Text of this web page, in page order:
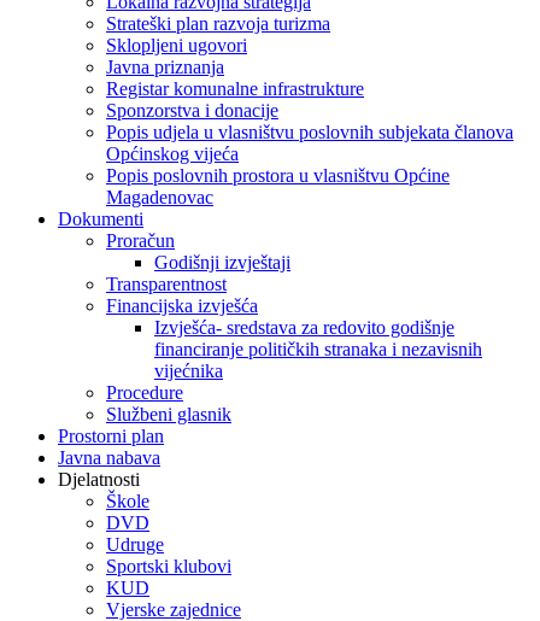
Strateški plan razvoja turizma
Sklopljeni ugovori
Javna priznanja
Registar komunalne infrastrukture
Sponzorstva i donacije
Popis udjela u vlasništvu poslovnih subjekata članova
Općinskog vijeća
Popis poslovnih prostora u vlasništvu Općine
Magadenovac
Dokumenti
Proračun
Godišnji izvještaji
Transparentnost
Financijska izvješća
Izvješća- sredstava za redovito godišnje
financiranje političkih stranaka i nezavisnih
vijećnika
Procedure
Službeni glasnik
Prostorni plan
Javna nabava
Djelatnosti
Škole
DVD
Udruge
Sportski klubovi
KUD
Vjerske zajednice